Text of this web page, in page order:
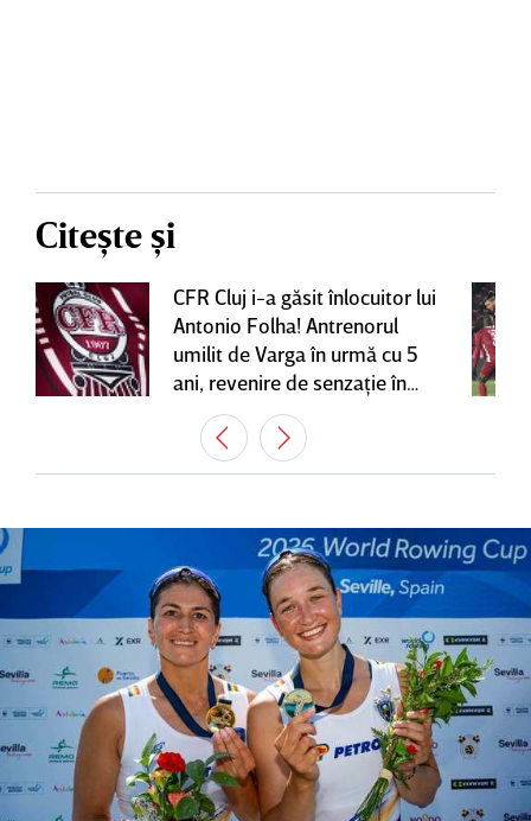
Citește și
CFR Cluj i-a găsit înlocuitor lui
Antonio Folha! Antrenorul
umilit de Varga în urmă cu 5
ani, revenire de senzaţie în
Gruia